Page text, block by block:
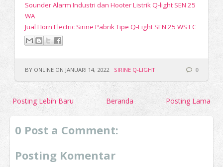
Sounder Alarm Industri dan Hooter Listrik Q-light SEN 25
WA
Jual Horn Electric Sirine Pabrik Tipe Q-Light SEN 25 WS LC
BY ONLINE ON JANUARI 14, 2022 SIRINE Q-LIGHT 0
Posting Lebih Baru Posting Lama
Beranda
0 Post a Comment:
Posting Komentar